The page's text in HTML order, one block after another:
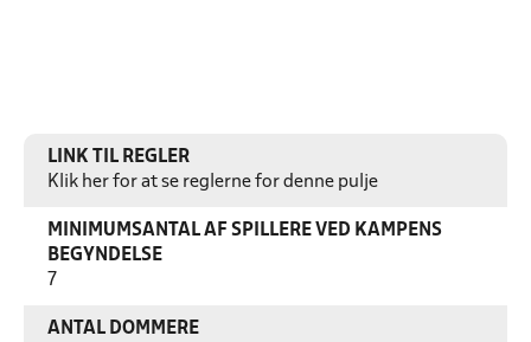
LINK TIL REGLER
Klik her for at se reglerne for denne pulje
MINIMUMSANTAL AF SPILLERE VED KAMPENS
BEGYNDELSE
7
ANTAL DOMMERE